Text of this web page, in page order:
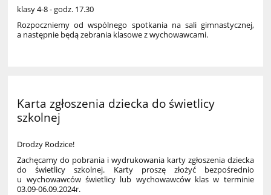
klasy 4-8 - godz. 17.30
Rozpoczniemy od wspólnego spotkania na sali gimnastycznej,
a następnie będą zebrania klasowe z wychowawcami.
Karta zgłoszenia dziecka do świetlicy
szkolnej
Drodzy Rodzice!
Zachęcamy do pobrania i wydrukowania karty zgłoszenia dziecka
do świetlicy szkolnej. Karty proszę złożyć bezpośrednio
u wychowawców świetlicy lub wychowawców klas w terminie
03.09-06.09.2024r.